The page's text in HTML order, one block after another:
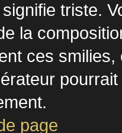
triste.
la
ces
page